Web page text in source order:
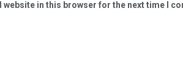
website in this browser for the next time I